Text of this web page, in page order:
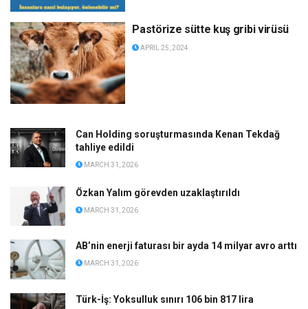
Pastörize sütte kuş gribi virüsü
APRIL 25, 2024
Can Holding soruşturmasında Kenan Tekdağ
tahliye edildi
MARCH 31, 2026
Özkan Yalım görevden uzaklaştırıldı
MARCH 31, 2026
AB’nin enerji faturası bir ayda 14 milyar avro arttı
MARCH 31, 2026
Türk-İş: Yoksulluk sınırı 106 bin 817 lira